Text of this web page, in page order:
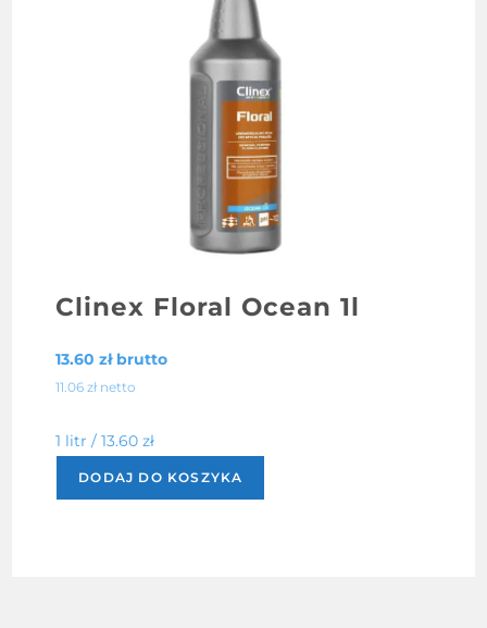
Clinex Floral Ocean 1l
13.60złbrutto
11.06zł netto
1 litr / 13.60zł
DODAJ DO KOSZYKA